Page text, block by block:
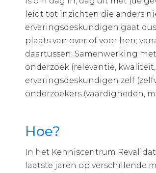
leidt tot inzichten die anders
ervaringsdeskundigen gaat
plaats van over of voor hen;
daartussen. Samenwerking
onderzoek (relevantie,
ervaringsdeskundigen zelf
onderzoekers (vaardigheden,
Hoe?
In het Kenniscentrum
laatste jaren op verschillende